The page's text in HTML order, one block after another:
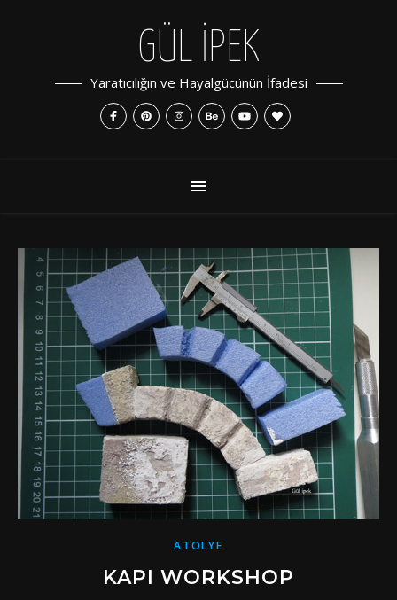
GÜL İPEK
Yaratıcılığın ve Hayalgücünün İfadesi
ATOLYE
KAPI WORKSHOP